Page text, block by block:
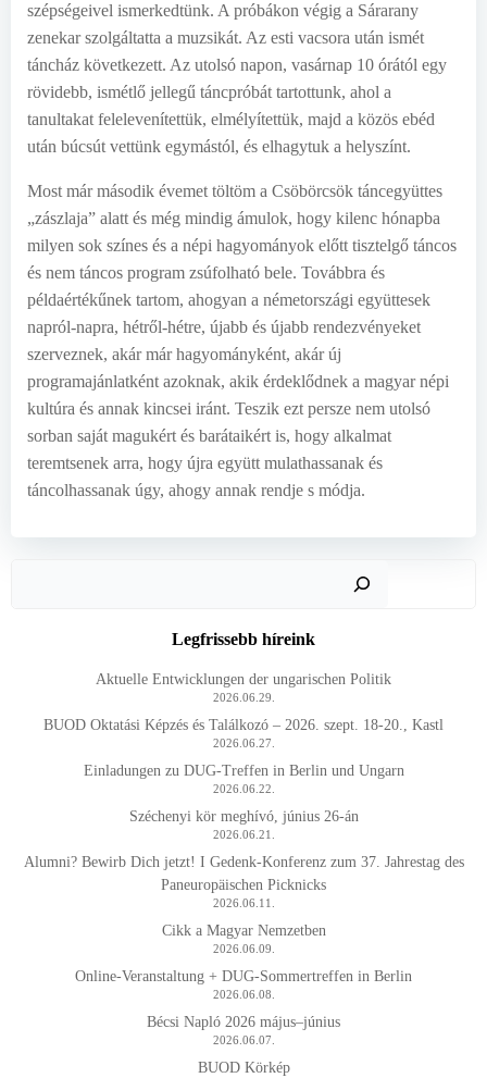
szépségeivel ismerkedtünk. A próbákon végig a Sárarany
zenekar szolgáltatta a muzsikát. Az esti vacsora után ismét
táncház következett. Az utolsó napon, vasárnap 10 órától egy
rövidebb, ismétlő jellegű táncpróbát tartottunk, ahol a
tanultakat felelevenítettük, elmélyítettük, majd a közös ebéd
után búcsút vettünk egymástól, és elhagytuk a helyszínt.
Most már második évemet töltöm a Csöbörcsök táncegyüttes
„zászlaja” alatt és még mindig ámulok, hogy kilenc hónapba
milyen sok színes és a népi hagyományok előtt tisztelgő táncos
és nem táncos program zsúfolható bele. Továbbra és
példaértékűnek tartom, ahogyan a németországi együttesek
napról-napra, hétről-hétre, újabb és újabb rendezvényeket
szerveznek, akár már hagyományként, akár új
programajánlatként azoknak, akik érdeklődnek a magyar népi
kultúra és annak kincsei iránt. Teszik ezt persze nem utolsó
sorban saját magukért és barátaikért is, hogy alkalmat
teremtsenek arra, hogy újra együtt mulathassanak és
táncolhassanak úgy, ahogy annak rendje s módja.
Legfrissebb híreink
Aktuelle Entwicklungen der ungarischen Politik
2026.06.29.
BUOD Oktatási Képzés és Találkozó – 2026. szept. 18-20., Kastl
2026.06.27.
Einladungen zu DUG-Treffen in Berlin und Ungarn
2026.06.22.
Széchenyi kör meghívó, június 26-án
2026.06.21.
Alumni? Bewirb Dich jetzt! I Gedenk-Konferenz zum 37. Jahrestag des
Paneuropäischen Picknicks
2026.06.11.
Cikk a Magyar Nemzetben
2026.06.09.
Online-Veranstaltung + DUG-Sommertreffen in Berlin
2026.06.08.
Bécsi Napló 2026 május–június
2026.06.07.
BUOD Körkép